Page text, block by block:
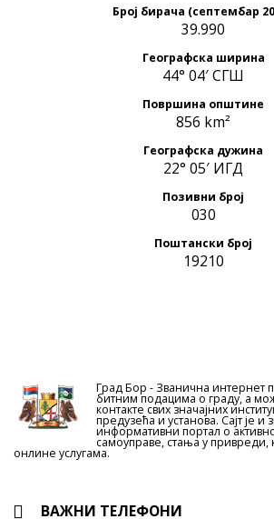
Број бирача (септембар
39.990
Географска ширина
44° 04′ СГШ
Површина општине
856 km²
Географска дужина
22° 05′ ИГД
Позивни број
030
Поштански број
19210
Град Бор - Званична интернет
битним подацима о граду, а
контакте свих значајних
предузећа и установа. Сајт је и
информативни портал о
самоуправе, стања у привреди,
онлине услугама.
ВАЖНИ ТЕЛЕФОНИ